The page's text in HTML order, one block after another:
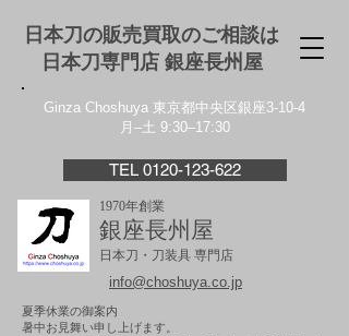
日本刀の販売買取のご相談は
日本刀専門店 銀座⻑州屋
Ginza Choshuya 東京都中央区銀座3-10-4
月–土 9:30–17:30
TEL 0120-123-622
1970年創業
銀座長州屋
日本刀・刀装具 専門店
info@choshuya.co.jp
夏季休業の御案内
暑中お見舞い申し上げます。